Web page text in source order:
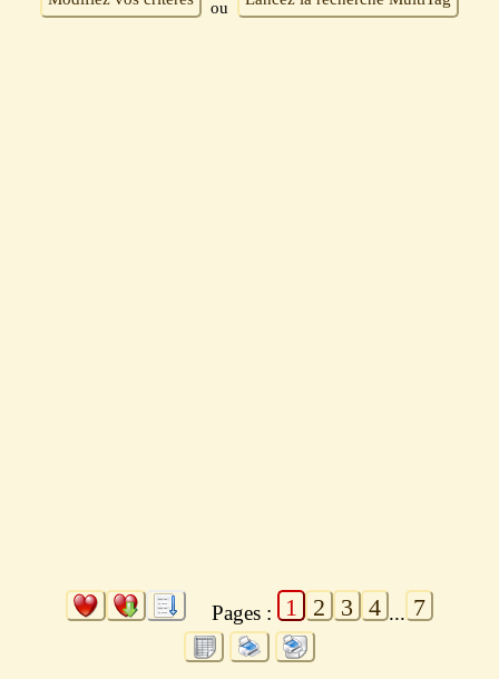
ou
Pages : 1 2 3 4 ... 7